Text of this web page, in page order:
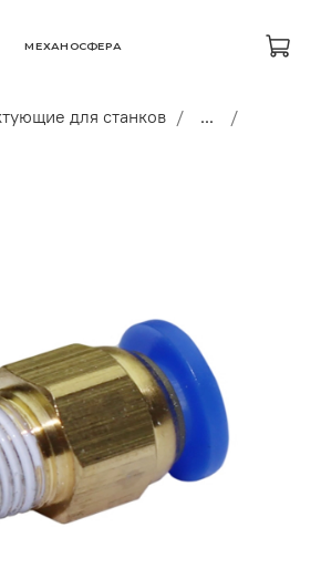
МЕХАНОСФЕРА
для станков
...